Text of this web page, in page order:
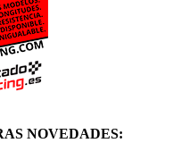
NOVEDADES: